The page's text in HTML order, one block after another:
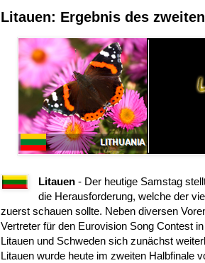
Litauen: Ergebnis des
Litauen- Der heutige Samstag
die Herausforderung, welche der
zuerst schauen sollte. Neben diversen
Vertreter für den Eurovision Song Contest
Litauen und Schweden sich zunächst
Litauen wurde heute im zweiten Halbfinale